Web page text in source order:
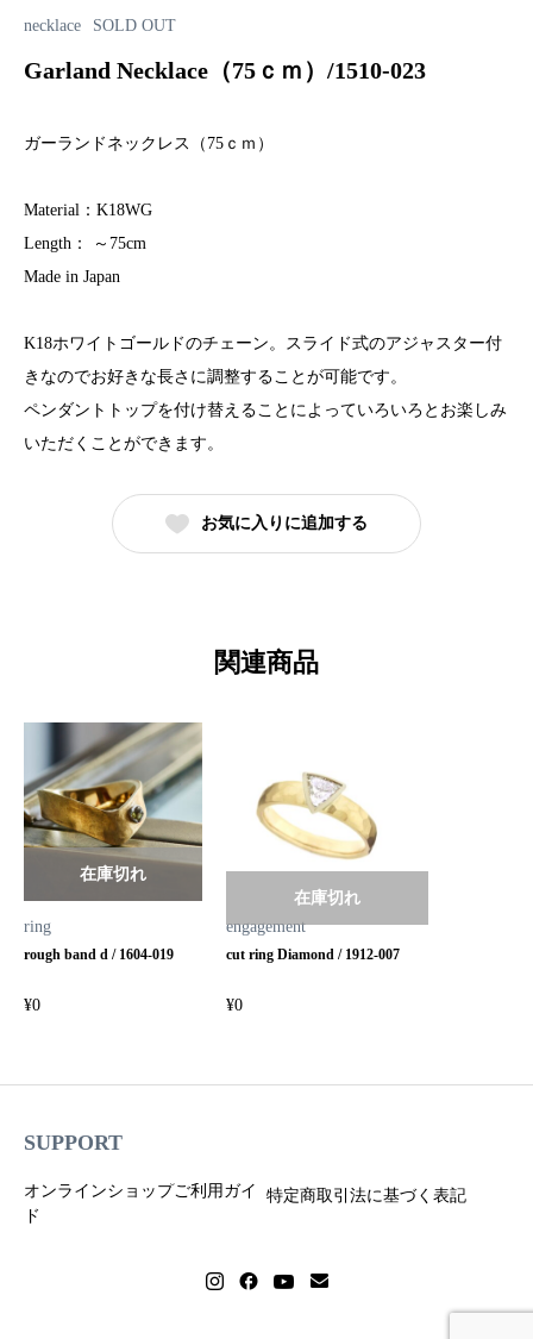
necklace SOLD OUT
Garland Necklace（75ｃｍ）/1510-023
ガーランドネックレス（75ｃｍ）
Material：K18WG
Length： ～75cm
Made in Japan
K18ホワイトゴールドのチェーン。スライド式のアジャスター付
きなのでお好きな長さに調整することが可能です。
ペンダントトップを付け替えることによっていろいろとお楽しみ
いただくことができます。
お気に入りに追加する
関連商品
ring
rough band d / 1604-019
¥0
在庫切れ
engagement
cut ring Diamond / 1912-007
¥0
在庫切れ
SUPPORT
オンラインショップご利用ガイ
ド
特定商取引法に基づく表記